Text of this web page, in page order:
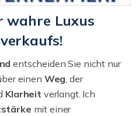
wahre Luxus
entscheiden Sie nicht nur
einen Weg, der
Klarheit verlangt. Ich
mit einer